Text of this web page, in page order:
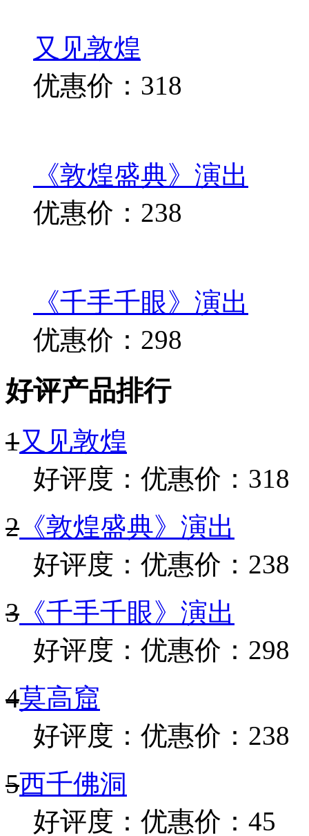
又见敦煌
优惠价：318
《敦煌盛典》演出
优惠价：238
《千手千眼》演出
优惠价：298
好评产品排行
1又见敦煌
好评度： 优惠价：318
2 《敦煌盛典》演出
好评度： 优惠价：238
3 《千手千眼》演出
好评度： 优惠价：298
4莫高窟
好评度： 优惠价：238
5西千佛洞
好评度： 优惠价：45